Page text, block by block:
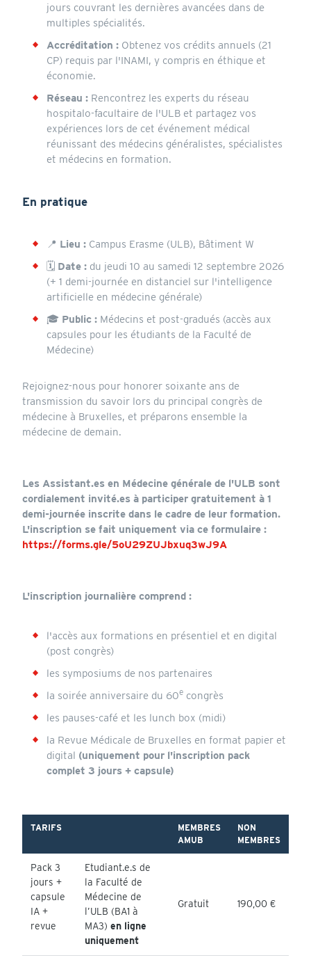
jours couvrant les dernières avancées dans de
multiples spécialités.
Accréditation :Obtenez vos crédits annuels (21
CP) requis par l'INAMI, y compris en éthique et
économie.
Réseau :Rencontrez les experts du réseau
hospitalo-facultaire de l'ULB et partagez vos
expériences lors de cet événement médical
réunissant des médecins généralistes, spécialistes
et médecins en formation.
En pratique
📍 Lieu :Campus Erasme (ULB), Bâtiment W
🗓️ Date :du jeudi 10 au samedi 12 septembre 2026
(+ 1 demi-journée en distanciel sur l'intelligence
artificielle en médecine générale)
🎓 Public :Médecins et post-gradués (accès aux
capsules pour les étudiants de la Faculté de
Médecine)
Rejoignez-nous pour honorer soixante ans de
transmission du savoir lors du principal congrès de
médecine à Bruxelles, et préparons ensemble la
médecine de demain.
Les Assistant.es en Médecine générale de l'ULB sont
cordialement invité.es à participer gratuitement à 1
demi-journée inscrite dans le cadre de leur formation.
L'inscription se fait uniquement via ce formulaire :
https://forms.gle/5oU29ZUJbxuq3wJ9A
L'inscription journalière comprend :
l'accès aux formations en présentiel et en digital
(post congrès)
les symposiums de nos partenaires
la soirée anniversaire du 60econgrès
les pauses-café et les lunch box (midi)
la Revue Médicale de Bruxelles en format papier et
digital (uniquement pour l'inscription pack
complet 3 jours + capsule)
TARIFS
MEMBRES
AMUB
NON
MEMBRES
Pack 3
jours +
capsule
IA +
revue
Etudiant.e.s de
la Faculté de
Médecine de
l’ULB (BA1 à
MA3) en ligne
uniquement
Gratuit 190,00 €